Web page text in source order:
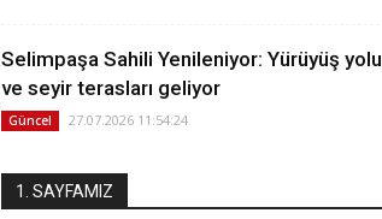
Selimpaşa Sahili Yenileniyor: Yürüyüş yolu
ve seyir terasları geliyor
Güncel 27.07.2026 11:54:24
1. SAYFAMIZ